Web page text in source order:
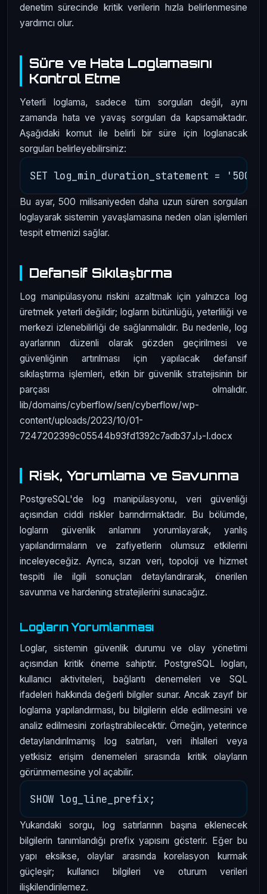
denetim sürecinde kritik verilerin hızla belirlenmesine
yardımcı olur.
Süre ve Hata Loglamasını
Kontrol Etme
Yeterli loglama, sadece tüm sorguları değil, aynı
zamanda hata ve yavaş sorguları da kapsamaktadır.
Aşağıdaki komut ile belirli bir süre için loglanacak
sorguları belirleyebilirsiniz:
Bu ayar, 500 milisaniyeden daha uzun süren sorguları
loglayarak sistemin yavaşlamasına neden olan işlemleri
tespit etmenizi sağlar.
Defansif Sıkılaştırma
Log manipülasyonu riskini azaltmak için yalnızca log
üretmek yeterli değildir; logların bütünlüğü, yeterliliği ve
merkezi izlenebilirliği de sağlanmalıdır. Bu nedenle, log
ayarlarının düzenli olarak gözden geçirilmesi ve
güvenliğinin artırılması için yapılacak defansif
sıkılaştırma işlemleri, etkin bir güvenlik stratejisinin bir
parçası olmalıdır.
lib/domains/cyberflow/sen/cyberflow/wp-
content/uploads/2023/10/01-
7247202399c05544b93fd1392c7adb37ا-داد.docx
Risk, Yorumlama ve Savunma
PostgreSQL'de log manipülasyonu, veri güvenliği
açısından ciddi riskler barındırmaktadır. Bu bölümde,
logların güvenlik anlamını yorumlayarak, yanlış
yapılandırmaların ve zafiyetlerin olumsuz etkilerini
inceleyeceğiz. Ayrıca, sızan veri, topoloji ve hizmet
tespiti ile ilgili sonuçları detaylandırarak, önerilen
savunma ve hardening stratejilerini sunacağız.
Logların Yorumlanması
Loglar, sistemin güvenlik durumu ve olay yönetimi
açısından kritik öneme sahiptir. PostgreSQL logları,
kullanıcı aktiviteleri, bağlantı denemeleri ve SQL
ifadeleri hakkında değerli bilgiler sunar. Ancak zayıf bir
loglama yapılandırması, bu bilgilerin elde edilmesini ve
analiz edilmesini zorlaştırabilecektir. Örneğin, yeterince
detaylandırılmamış log satırları, veri ihlalleri veya
yetkisiz erişim denemeleri sırasında kritik olayların
görünmemesine yol açabilir.
Yukarıdaki sorgu, log satırlarının başına eklenecek
bilgilerin tanımlandığı prefix yapısını gösterir. Eğer bu
yapı eksikse, olaylar arasında korelasyon kurmak
güçleşir; kullanıcı bilgileri ve oturum verileri
ilişkilendirilemez.